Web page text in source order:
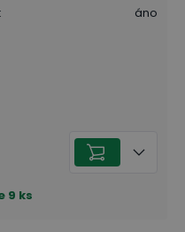
: áno
9 ks